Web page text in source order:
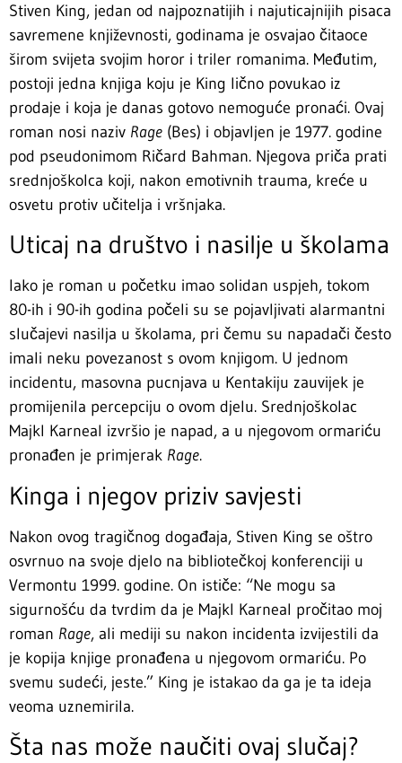
Stiven King, jedan od najpoznatijih i najuticajnijih pisaca
savremene književnosti, godinama je osvajao čitaoce
širom svijeta svojim horor i triler romanima. Međutim,
postoji jedna knjiga koju je King lično povukao iz
prodaje i koja je danas gotovo nemoguće pronaći. Ovaj
roman nosi naziv Rage (Bes) i objavljen je 1977. godine
pod pseudonimom Ričard Bahman. Njegova priča prati
srednjoškolca koji, nakon emotivnih trauma, kreće u
osvetu protiv učitelja i vršnjaka.
Uticaj na društvo i nasilje u školama
Iako je roman u početku imao solidan uspjeh, tokom
80-ih i 90-ih godina počeli su se pojavljivati alarmantni
slučajevi nasilja u školama, pri čemu su napadači često
imali neku povezanost s ovom knjigom. U jednom
incidentu, masovna pucnjava u Kentakiju zauvijek je
promijenila percepciju o ovom djelu. Srednjoškolac
Majkl Karneal izvršio je napad, a u njegovom ormariću
pronađen je primjerak Rage.
Kinga i njegov priziv savjesti
Nakon ovog tragičnog događaja, Stiven King se oštro
osvrnuo na svoje djelo na bibliotečkoj konferenciji u
Vermontu 1999. godine. On ističe: “Ne mogu sa
sigurnošću da tvrdim da je Majkl Karneal pročitao moj
roman Rage, ali mediji su nakon incidenta izvijestili da
je kopija knjige pronađena u njegovom ormariću. Po
svemu sudeći, jeste.” King je istakao da ga je ta ideja
veoma uznemirila.
Šta nas može naučiti ovaj slučaj?